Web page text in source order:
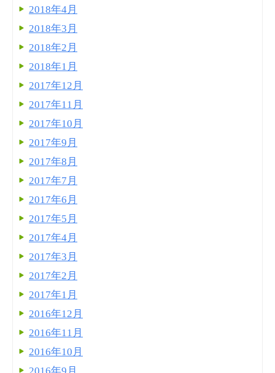
2018年4月
2018年3月
2018年2月
2018年1月
2017年12月
2017年11月
2017年10月
2017年9月
2017年8月
2017年7月
2017年6月
2017年5月
2017年4月
2017年3月
2017年2月
2017年1月
2016年12月
2016年11月
2016年10月